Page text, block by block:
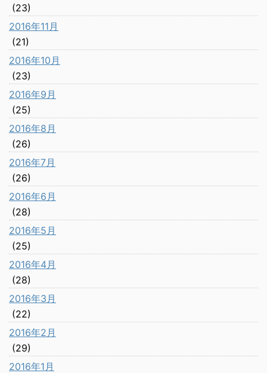
(23)
2016年11月
(21)
2016年10月
(23)
2016年9月
(25)
2016年8月
(26)
2016年7月
(26)
2016年6月
(28)
2016年5月
(25)
2016年4月
(28)
2016年3月
(22)
2016年2月
(29)
2016年1月